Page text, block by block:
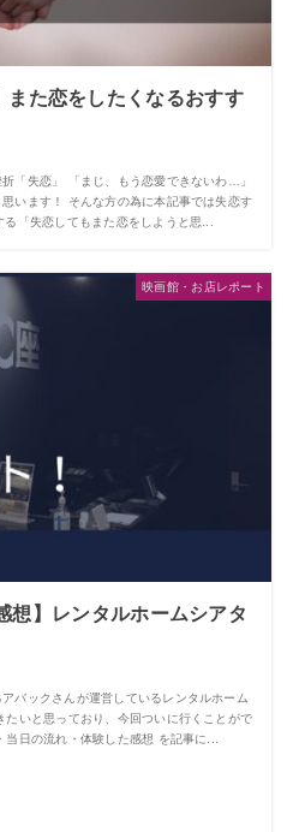
また恋をしたくなるおすす
「失恋」 「まじ、もう恋愛できないわ…」
います！ そんな方の為に本記事では失恋す
「失恋してもまた恋をしようと思...
映画館・お店レポート
想】レンタルホームシアタ
バックさんが運営しているレンタルホーム
いと思っており、今回ついに行くことがで
日の流れ・体験した感想 を記事に...